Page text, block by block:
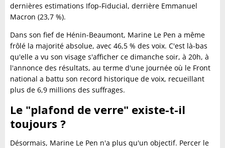
dernières estimations Ifop-Fiducial, derrière Emmanuel
Macron (23,7 %).
Dans son fief de Hénin-Beaumont, Marine Le Pen a même
frôlé la majorité absolue, avec 46,5 % des voix. C'est là-bas
qu'elle a vu son visage s'afficher ce dimanche soir, à 20h, à
l'annonce des résultats, au terme d'une journée où le Front
national a battu son record historique de voix, recueillant
plus de 6,9 millions des suffrages.
Le "plafond de verre" existe-t-il
toujours ?
Désormais, Marine Le Pen n'a plus qu'un objectif. Percer le